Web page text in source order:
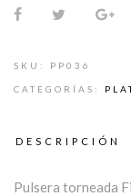
SKU: PP036
CATEGORÍAS:
DESCRIPCIÓN
Pulsera torneada